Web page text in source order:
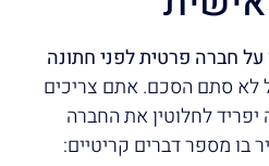
על חברה פרטית לפני חתונה
לא סתם הסכם. אתם צריכים
לחלוטין את החברה
בו מספר דברים קריטיים: